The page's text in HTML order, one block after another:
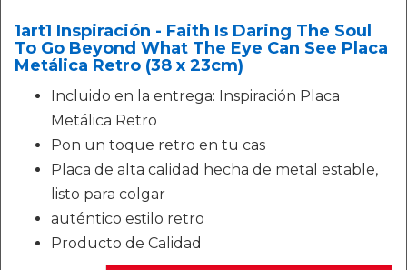
1art1 Inspiración - Faith Is Daring The Soul
To Go Beyond What The Eye Can See Placa
Metálica Retro (38 x 23cm)
Incluido en la entrega: Inspiración Placa
Metálica Retro
Pon un toque retro en tu cas
Placa de alta calidad hecha de metal estable,
listo para colgar
auténtico estilo retro
Producto de Calidad